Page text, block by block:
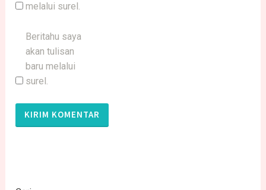
melalui surel.
Beritahu saya
akan tulisan
baru melalui
surel.